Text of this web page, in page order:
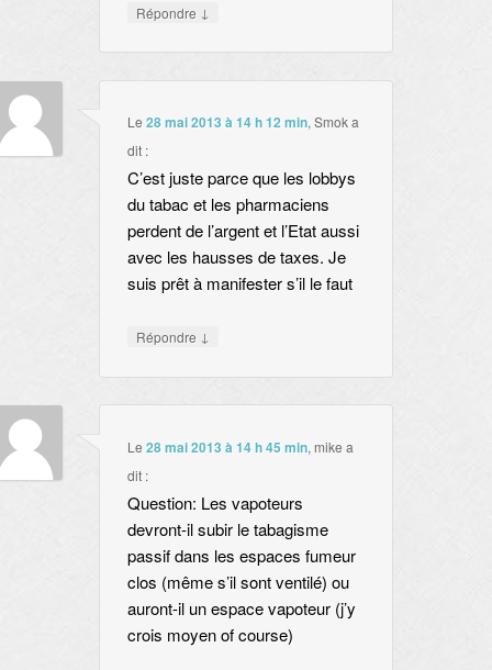
Répondre ↓
Le 28 mai 2013 à 14 h 12 min, Smoka
dit :
C’est juste parce que les lobbys
du tabac et les pharmaciens
perdent de l’argent et l’Etat aussi
avec les hausses de taxes. Je
suis prêt à manifester s’il le faut
Répondre ↓
Le 28 mai 2013 à 14 h 45 min, mike a
dit :
Question: Les vapoteurs
devront-il subir le tabagisme
passif dans les espaces fumeur
clos (même s’il sont ventilé) ou
auront-il un espace vapoteur (j’y
crois moyen of course)